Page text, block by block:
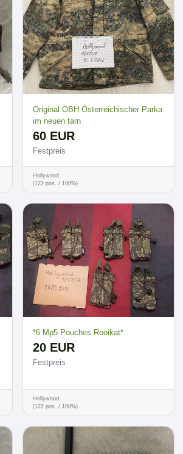
Original ÖBH Österreichischer Parka
im neuen tarn
60 EUR
Festpreis
Hollywood
(122 pos. / 100%)
*6 Mp5 Pouches Rooikat*
20 EUR
Festpreis
Hollywood
(122 pos. / 100%)